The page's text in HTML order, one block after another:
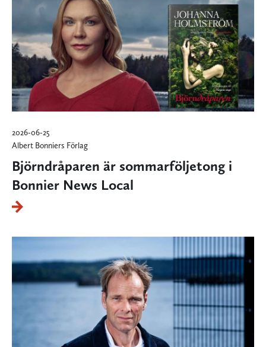
2026-06-25
Albert Bonniers Förlag
Björndråparen är sommarföljetong i
Bonnier News Local